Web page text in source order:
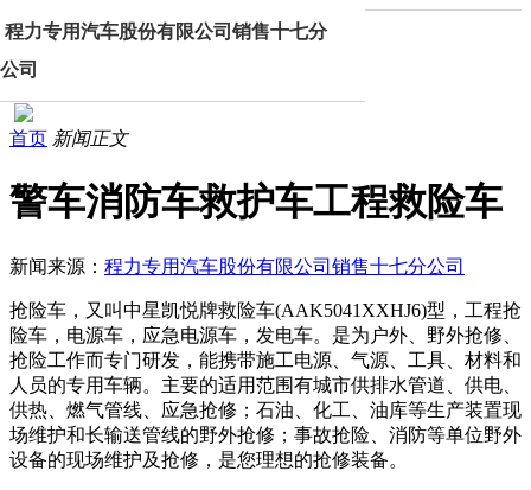
程力专用汽车股份有限公司销售十七分
公司
首页 新闻正文
警车消防车救护车工程救险车
新闻来源： 程力专用汽车股份有限公司销售十七分公司
抢险车，又叫中星凯悦牌救险车(AAK5041XXHJ6)型，工程抢
险车，电源车，应急电源车，发电车。是为户外、野外抢修、
抢险工作而专门研发，能携带施工电源、气源、工具、材料和
人员的专用车辆。主要的适用范围有城市供排水管道、供电、
供热、燃气管线、应急抢修；石油、化工、油库等生产装置现
场维护和长输送管线的野外抢修；事故抢险、消防等单位野外
设备的现场维护及抢修，是您理想的抢修装备。